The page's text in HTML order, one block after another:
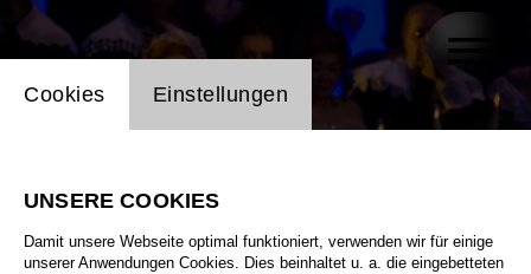
Einstellung Website Cookie
Cookies Einstellungen
UNSERE COOKIES
Damit unsere Webseite optimal funktioniert, verwenden wir für einige
unserer Anwendungen Cookies. Dies beinhaltet u. a. die eingebetteten